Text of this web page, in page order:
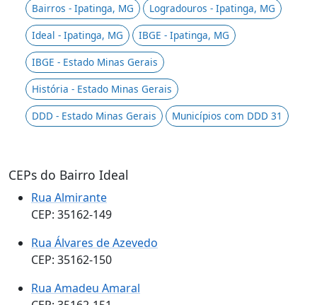
Bairros - Ipatinga, MG
Logradouros - Ipatinga, MG
Ideal - Ipatinga, MG
IBGE - Ipatinga, MG
IBGE - Estado Minas Gerais
História - Estado Minas Gerais
DDD - Estado Minas Gerais
Municípios com DDD 31
CEPs do Bairro Ideal
Rua Almirante
CEP: 35162-149
Rua Álvares de Azevedo
CEP: 35162-150
Rua Amadeu Amaral